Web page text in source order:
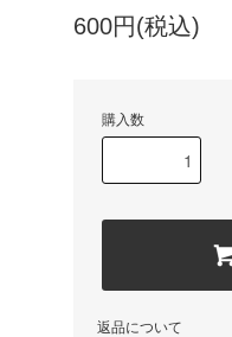
600円(税込)
購入数
返品について